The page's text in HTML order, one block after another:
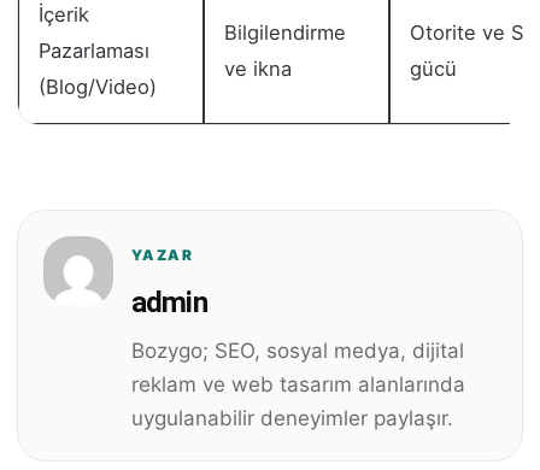
İçerik
Pazarlaması
(Blog/Video)
Bilgilendirme
ve ikna
Otorite ve
gücü
YAZAR
admin
Bozygo; SEO, sosyal medya, dijital
reklam ve web tasarım alanlarında
uygulanabilir deneyimler paylaşır.